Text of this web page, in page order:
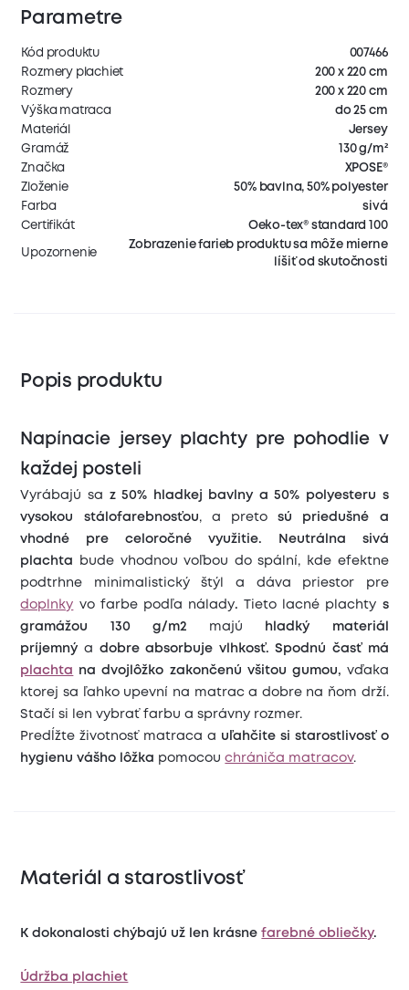
Parametre
Kód produktu
007466
Rozmery plachiet
200 x 220 cm
Rozmery
200 x 220 cm
Výška matraca
do 25 cm
Materiál
Jersey
Gramáž
130 g/m²
Značka
XPOSE®
Zloženie
50% bavlna, 50% polyester
Farba
sivá
Certifikát
Oeko-tex® standard 100
Upozornenie
Zobrazenie farieb produktu sa môže mierne
líšiť od skutočnosti
Popis produktu
Napínacie jersey plachty pre pohodlie v
každej posteli
Vyrábajú sa z 50% hladkej bavlny a 50% polyesteru s
vysokou stálofarebnosťou, a pretosú priedušné a
vhodné pre celoročné využitie.
Neutrálna sivá
plachta
bude vhodnou voľbou do spální, kde efektne
podtrhne minimalistický štýl a
dáva priestor pre
doplnky vo farbe podľa nálady. Tieto lacné plachty s
gramážou 130 g/m2
majú
hladký materiál
príjemný a dobre absorbuje vlhkosť.
Spodnú časť má
plachta
na dvojlôžko zakončenú všitou gumou, vďaka
ktorej sa ľahko upevní na matrac a dobre na ňom drží.
Stačí si len vybrať farbu a správny rozmer.
Predĺžte životnosť matraca a uľahčite si starostlivosť o
hygienu vášho lôžka
pomocouchrániča matracov.
Materiál a starostlivosť
K dokonalosti chýbajú už len krásnefarebné obliečky.
Údržba plachiet